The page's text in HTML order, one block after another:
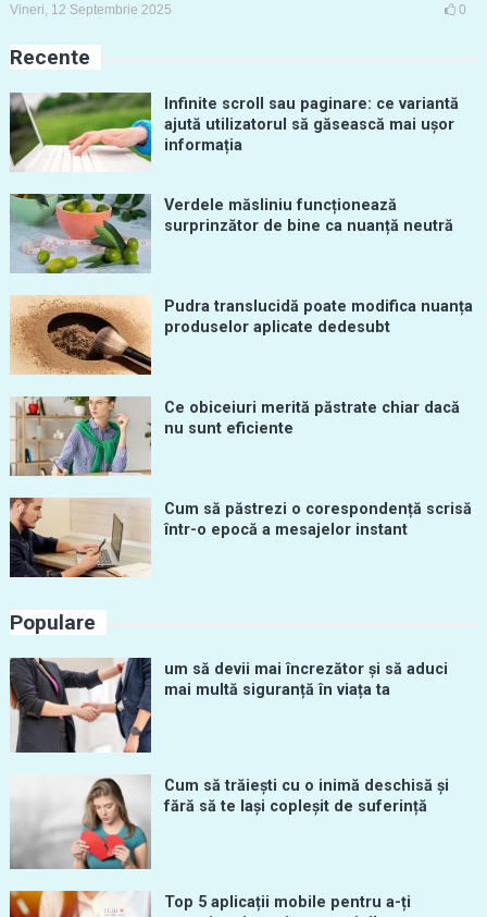
Vineri, 12 Septembrie 2025 0
Recente
Infinite scroll sau paginare: ce variantă
ajută utilizatorul să găsească mai ușor
informația
Verdele măsliniu funcționează
surprinzător de bine ca nuanță neutră
Pudra translucidă poate modifica nuanța
produselor aplicate dedesubt
Ce obiceiuri merită păstrate chiar dacă
nu sunt eficiente
Cum să păstrezi o corespondență scrisă
într-o epocă a mesajelor instant
Populare
um să devii mai încrezător și să aduci
mai multă siguranță în viața ta
Cum să trăiești cu o inimă deschisă și
fără să te lași copleșit de suferință
Top 5 aplicații mobile pentru a-ți